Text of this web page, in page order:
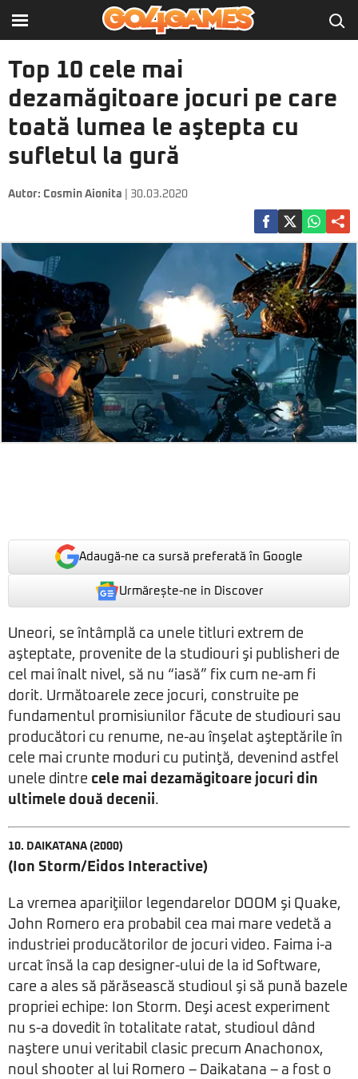
Top 10 cele mai
dezamăgitoare jocuri pe care
toată lumea le aştepta cu
sufletul la gură
Autor: Cosmin Aionita | 30.03.2020
Adaugă-ne ca sursă preferată în Google
Urmărește-ne in Discover
Uneori, se întâmplă ca unele titluri extrem de
aşteptate, provenite de la studiouri şi publisheri de
cel mai înalt nivel, să nu “iasă” fix cum ne-am fi
dorit. Următoarele zece jocuri, construite pe
fundamentul promisiunilor făcute de studiouri sau
producători cu renume, ne-au înşelat aşteptările în
cele mai crunte moduri cu putinţă, devenind astfel
unele dintre cele mai dezamăgitoare jocuri din
ultimele două decenii.
10. DAIKATANA (2000)
(Ion Storm/Eidos Interactive)
La vremea apariţiilor legendarelor DOOM şi Quake,
John Romero era probabil cea mai mare vedetă a
industriei producătorilor de jocuri video. Faima i-a
urcat însă la cap designer-ului de la id Software,
care a ales să părăsească studioul şi să pună bazele
propriei echipe: Ion Storm. Deşi acest experiment
nu s-a dovedit în totalitate ratat, studioul dând
naştere unui veritabil clasic precum Anachonox,
noul shooter al lui Romero – Daikatana – a fost o